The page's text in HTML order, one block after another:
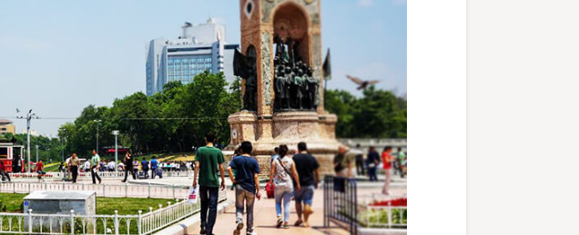
رزرو هتل سوئیس اوتل د بوسفوروس استانبول